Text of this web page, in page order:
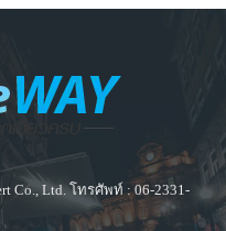
Co., Ltd. โทรศัพท์ : 06-2331-